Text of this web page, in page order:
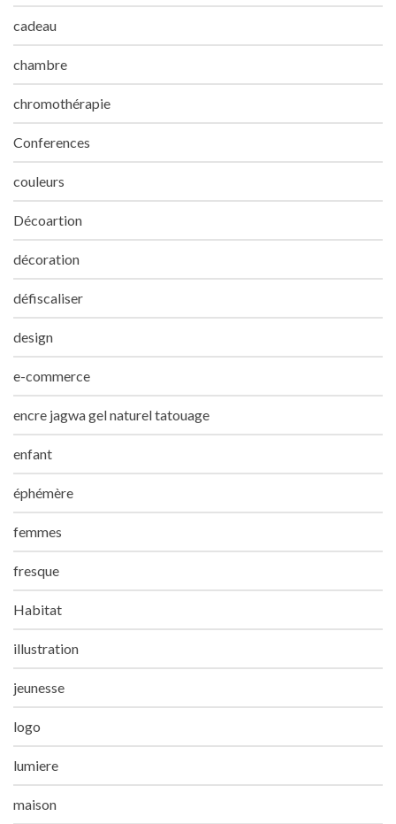
cadeau
chambre
chromothérapie
Conferences
couleurs
Décoartion
décoration
défiscaliser
design
e-commerce
encre jagwa gel naturel tatouage
enfant
éphémère
femmes
fresque
Habitat
illustration
jeunesse
logo
lumiere
maison